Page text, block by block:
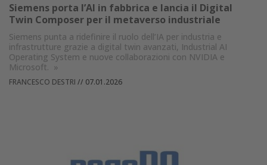
Siemens porta l’AI in fabbrica e lancia il Digital
Twin Composer per il metaverso industriale
Siemens punta a ridefinire il ruolo dell’IA per industria e
infrastrutture grazie a digital twin avanzati, Industrial AI
Operating System e nuove collaborazioni con NVIDIA e
Microsoft. »
FRANCESCO DESTRI // 07.01.2026